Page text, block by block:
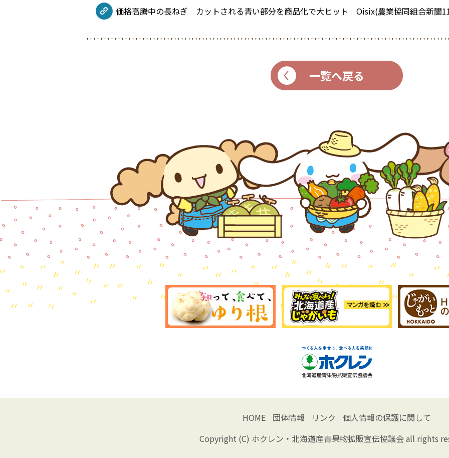
価格高騰中の長ねぎ カットされる青い部分を商品化で大ヒット Oisix(農業協同組合新聞
一覧へ戻る
HOME 団体情報 リンク
個人情報の保護に関して
Copyright (C) ホクレン・ 北海道産青果物拡販宣伝協議会 all rights